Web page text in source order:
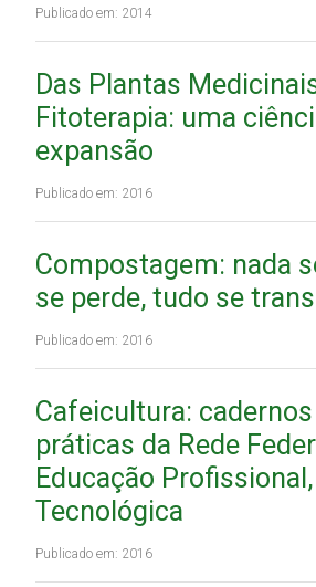
Publicado em: 2014
Das Plantas
Fitoterapia: uma
expansão
Publicado em: 2016
Compostagem: nada
se perde, tudo se
Publicado em: 2016
Cafeicultura:
práticas da Rede
Educação
Tecnológica
Publicado em: 2016